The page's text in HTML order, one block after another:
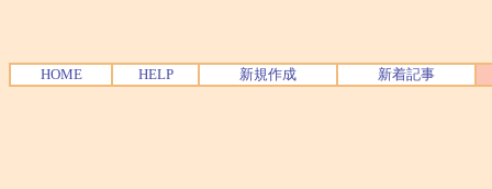
HOME HELP 新規作成 新着記事